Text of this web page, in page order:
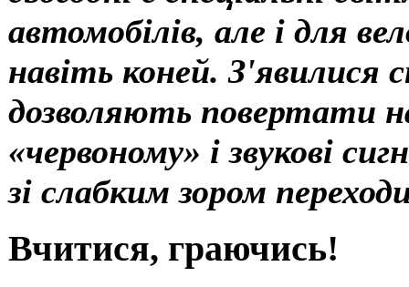
автомобілів, але і для
навіть коней. З'явилися
дозволяють повертати
«червоному» і звукові
зі слабким зором
Вчитися, граючись!